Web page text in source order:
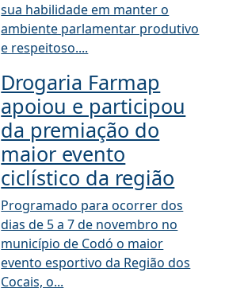
sua habilidade em manter o
ambiente parlamentar produtivo
e respeitoso....
Drogaria Farmap
apoiou e participou
da premiação do
maior evento
ciclístico da região
Programado para ocorrer dos
dias de 5 a 7 de novembro no
município de Codó o maior
evento esportivo da Região dos
Cocais, o...